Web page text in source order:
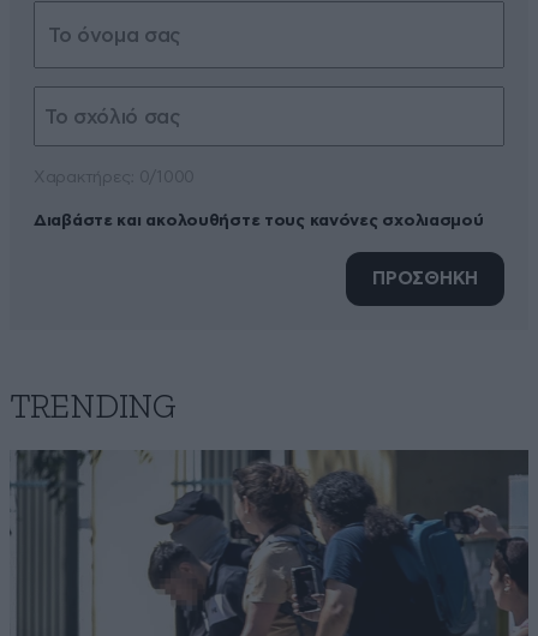
Διαβάστε και ακολουθήστε τους κανόνες σχολιασμού
ΠΡΟΣΘΗΚΗ
TRENDING